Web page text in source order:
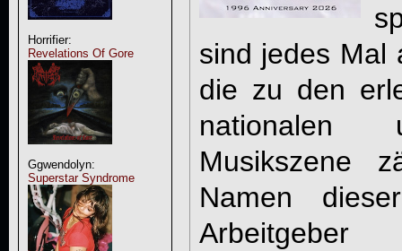
Horrifier:
Revelations Of Gore
Ggwendolyn:
Superstar Syndrome
sind jedes Mal
die zu den
nationalen
Musikszene
Namen